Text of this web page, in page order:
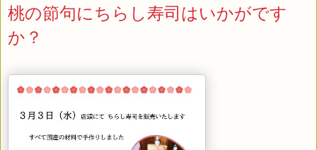
桃の節句にちらし寿司はいかがです
か？